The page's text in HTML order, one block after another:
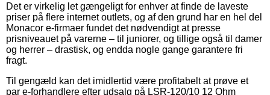
Det er virkelig let gængeligt for enhver at finde de laveste
priser på flere internet outlets, og af den grund har en hel del
Monacor e-firmaer fundet det nødvendigt at presse
prisniveauet på varerne – til juniorer, og tillige også til damer
og herrer – drastisk, og endda nogle gange garantere fri
fragt.
Til gengæld kan det imidlertid være profitabelt at prøve et
par e-forhandlere efter udsalg på LSR-120/10 12 Ohm